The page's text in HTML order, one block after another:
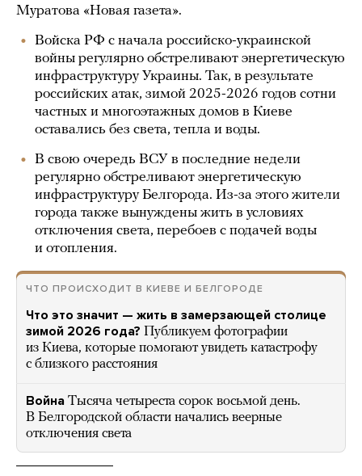
Муратова «Новая газета».
Войска РФ с начала российско-украинской
войны регулярно обстреливают энергетическую
инфраструктуру Украины. Так, в результате
российских атак, зимой 2025-2026 годов сотни
частных и многоэтажных домов в Киеве
оставались без света, тепла и воды.
В свою очередь ВСУ в последние недели
регулярно обстреливают энергетическую
инфраструктуру Белгорода. Из-за этого жители
города также вынуждены жить в условиях
отключения света, перебоев с подачей воды
и отопления.
ЧТО ПРОИСХОДИТ В КИЕВЕ И БЕЛГОРОДЕ
Что это значит — жить в замерзающей столице
зимой 2026 года? Публикуем фотографии
из Киева, которые помогают увидеть катастрофу
с близкого расстояния
Война Тысяча четыреста сорок восьмой день.
В Белгородской области начались веерные
отключения света